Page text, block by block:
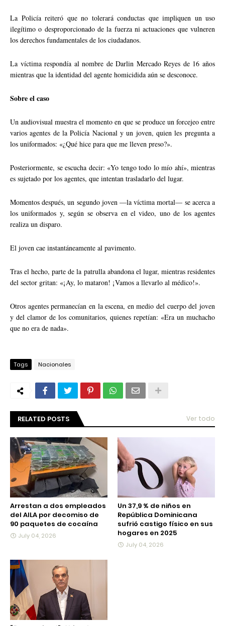
La Policía reiteró que no tolerará conductas que impliquen un uso
ilegítimo o desproporcionado de la fuerza ni actuaciones que vulneren
los derechos fundamentales de los ciudadanos.
La víctima respondía al nombre de Darlin Mercado Reyes de 16 años
mientras que la identidad del agente homicidida aún se desconoce.
Sobre el caso
Un audiovisual muestra el momento en que se produce un forcejeo entre
varios agentes de la Policía Nacional y un joven, quien les pregunta a
los uniformados: «¿Qué hice para que me lleven preso?».
Posteriormente, se escucha decir: «Yo tengo todo lo mío ahí», mientras
es sujetado por los agentes, que intentan trasladarlo del lugar.
Momentos después, un segundo joven —la víctima mortal— se acerca a
los uniformados y, según se observa en el video, uno de los agentes
realiza un disparo.
El joven cae instantáneamente al pavimento.
Tras el hecho, parte de la patrulla abandona el lugar, mientras residentes
del sector gritan: «¡Ay, lo mataron! ¡Vamos a llevarlo al médico!».
Otros agentes permanecían en la escena, en medio del cuerpo del joven
y del clamor de los comunitarios, quienes repetían: «Era un muchacho
que no era de nada».
Tags Nacionales
RELATED POSTS Ver todo
Arrestan a dos empleados
del AILA por decomiso de
90 paquetes de cocaína
July 04, 2026
Un 37,9 % de niños en
República Dominicana
sufrió castigo físico en sus
hogares en 2025
July 04, 2026